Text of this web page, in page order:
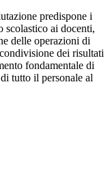
predispone i
scolastico ai docenti,
delle operazioni di
dei risultati
fondamentale di
tutto il personale al